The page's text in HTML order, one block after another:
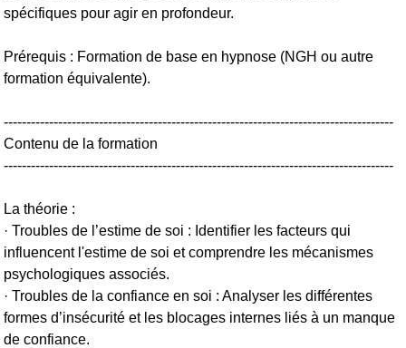
spécifiques pour agir en profondeur.
Prérequis : Formation de base en hypnose (NGH ou autre
formation équivalente).
--------------------------------------------------------------------------------------
Contenu de la formation
--------------------------------------------------------------------------------------
La théorie :
· Troubles de l’estime de soi : Identifier les facteurs qui
influencent l'estime de soi et comprendre les mécanismes
psychologiques associés.
· Troubles de la confiance en soi : Analyser les différentes
formes d’insécurité et les blocages internes liés à un manque
de confiance.